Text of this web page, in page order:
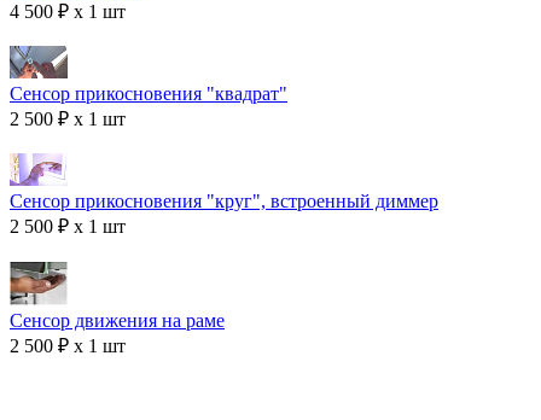
4 500 ₽ x 1 шт
Сенсор прикосновения "квадрат"
2 500 ₽ x 1 шт
Сенсор прикосновения "круг", встроенный диммер
2 500 ₽ x 1 шт
Сенсор движения на раме
2 500 ₽ x 1 шт